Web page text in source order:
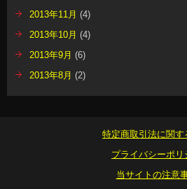
2013年11月 (4)
2013年10月 (4)
2013年9月 (6)
2013年8月 (2)
特定商取引法に関す
プライバシーポリ
当サイトの注意